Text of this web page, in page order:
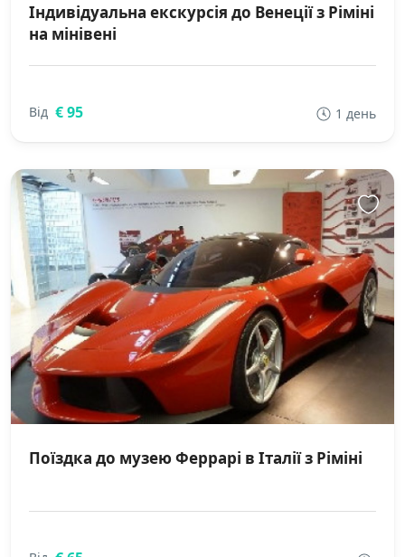
Індивідуальна екскурсія до Венеції з Ріміні
на мінівені
Від € 95 1 день
Поїздка до музею Феррарі в Італії з Ріміні